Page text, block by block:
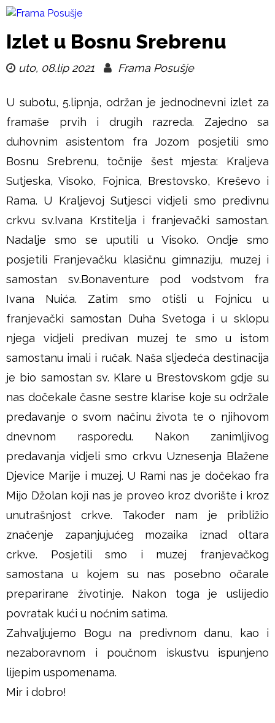
Skoči
glavni
sadržaj
F
r
a
m
a
P
o
s
u
š
e
Izlet u Bosnu Srebrenu
uto, 08.lip 2021 Frama Posušje
U subotu, 5.lipnja, održan je jednodnevni izlet za
framaše prvih i drugih razreda. Zajedno sa
duhovnim asistentom fra Jozom posjetili smo
Bosnu Srebrenu, točnije šest mjesta: Kraljeva
Sutjeska, Visoko, Fojnica, Brestovsko, Kreševo i
Rama. U Kraljevoj Sutjesci vidjeli smo predivnu
crkvu sv.Ivana Krstitelja i franjevački samostan.
Nadalje smo se uputili u Visoko. Ondje smo
posjetili Franjevačku klasičnu gimnaziju, muzej i
samostan sv.Bonaventure pod vodstvom fra
Ivana Nuića. Zatim smo otišli u Fojnicu u
franjevački samostan Duha Svetoga i u sklopu
njega vidjeli predivan muzej te smo u istom
samostanu imali i ručak. Naša sljedeća destinacija
je bio samostan sv. Klare u Brestovskom gdje su
nas dočekale časne sestre klarise koje su održale
predavanje o svom načinu života te o njihovom
dnevnom rasporedu. Nakon zanimljivog
predavanja vidjeli smo crkvu Uznesenja Blažene
Djevice Marije i muzej. U Rami nas je dočekao fra
Mijo Džolan koji nas je proveo kroz dvorište i kroz
unutrašnjost crkve. Također nam je približio
značenje zapanjujućeg mozaika iznad oltara
crkve. Posjetili smo i muzej franjevačkog
samostana u kojem su nas posebno očarale
preparirane životinje. Nakon toga je uslijedio
povratak kući u noćnim satima.
Zahvaljujemo Bogu na predivnom danu, kao i
nezaboravnom i poučnom iskustvu ispunjeno
lijepim uspomenama.
Mir i dobro!